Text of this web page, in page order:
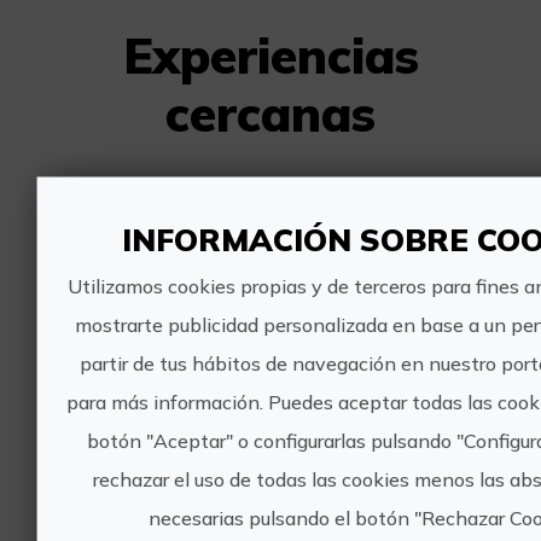
Experiencias
cercanas
cátaros por el norte de la
Comunitat Valenciana
Ruta de los Cátaros, Turismo cultural
INFORMACIÓN SOBRE
Utilizamos cookies propias y de terceros para fines
mostrarte publicidad personalizada en base a un
partir de tus hábitos de navegación en nuestro
para más información. Puedes aceptar todas las
botón "Aceptar" o configurarlas pulsando
rechazar el uso de todas las cookies menos las
necesarias pulsando el botón "Rechazar